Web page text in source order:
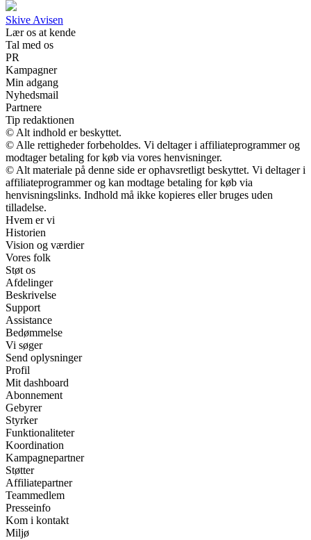
Skive Avisen
Lær os at kende
Tal med os
PR
Kampagner
Min adgang
Nyhedsmail
Partnere
Tip redaktionen
© Alt indhold er beskyttet.
© Alle rettigheder forbeholdes. Vi deltager i affiliateprogrammer og
modtager betaling for køb via vores henvisninger.
© Alt materiale på denne side er ophavsretligt beskyttet. Vi deltager i
affiliateprogrammer og kan modtage betaling for køb via
henvisningslinks. Indhold må ikke kopieres eller bruges uden
tilladelse.
Hvem er vi
Historien
Vision og værdier
Vores folk
Støt os
Afdelinger
Beskrivelse
Support
Assistance
Bedømmelse
Vi søger
Send oplysninger
Profil
Mit dashboard
Abonnement
Gebyrer
Styrker
Funktionaliteter
Koordination
Kampagnepartner
Støtter
Affiliatepartner
Teammedlem
Presseinfo
Kom i kontakt
Miljø